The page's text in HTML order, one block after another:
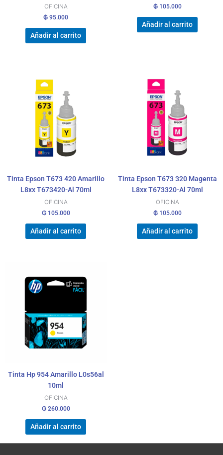
OFICINA
₲ 95.000
Añadir al carrito
₲105.000
Añadir al carrito
Tinta Epson T673 420 Amarillo
L8xx T673420-Al 70ml
OFICINA
₲105.000
Añadir al carrito
Tinta Epson T673 320 Magenta
L8xx T673320-Al 70ml
OFICINA
₲105.000
Añadir al carrito
Tinta Hp 954 Amarillo L0s56al
10ml
OFICINA
₲260.000
Añadir al carrito